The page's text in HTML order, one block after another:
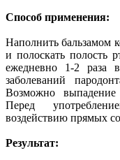
Способ применения:
Наполнить бальзамом
и полоскать полость
ежедневно 1-2 раза
заболеваний
Возможно выпадение
Перед
воздействию прямых
Результат: